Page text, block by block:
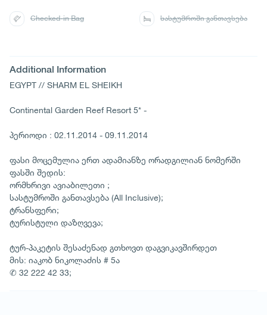
Additional Information
EGYPT // SHARM EL SHEIKH
Continental Garden Reef Resort 5* -
პერიოდი : 02.11.2014 - 09.11.2014
ფასი მოცემულია ერთ ადამიანზე ორადგილიან ნომერში
ფასში შედის:
ორმხრივი ავიაბილეთი ;
სასტუმროში განთავსება (All Inclusive);
ტრანსფერი;
ტურისტული დაზღვევა;
ტურ-პაკეტის შესაძენად გთხოვთ დაგვიკავშირდეთ
მის: იაკობ ნიკოლაძის # 5ა
✆ 32 222 42 33;
Checked-in Bag სასტუმროში განთავსება